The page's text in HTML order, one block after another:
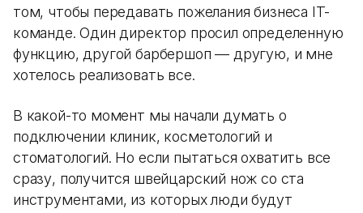
том, чтобы передавать пожелания бизнеса IT-
команде. Один директор просил определенную
функцию, другой барбершоп — другую, и мне
хотелось реализовать все.
В какой-то момент мы начали думать о
подключении клиник, косметологий и
стоматологий. Но если пытаться охватить все
сразу, получится швейцарский нож со ста
инструментами, из которых люди будут